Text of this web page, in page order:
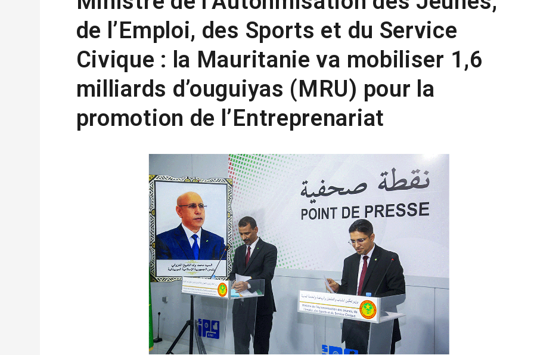
de l’Emploi, des Sports et du Service
Civique : la Mauritanie va mobiliser 1,6
milliards d’ouguiyas (MRU) pour la
promotion de l’Entreprenariat